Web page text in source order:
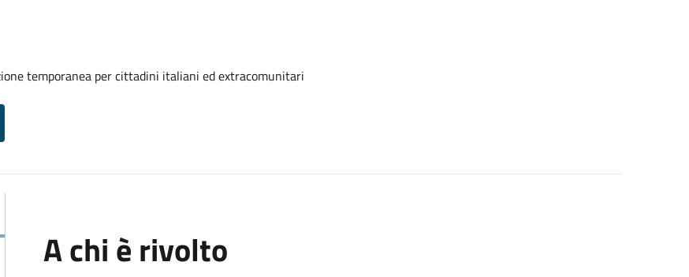
temporanea per cittadini italiani ed extracomunitari
A chi è rivolto